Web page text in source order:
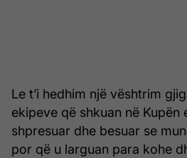
Le t’i hedhim një vështrim
ekipeve që shkuan në Kupën
shpresuar dhe besuar se
por që u larguan para kohe